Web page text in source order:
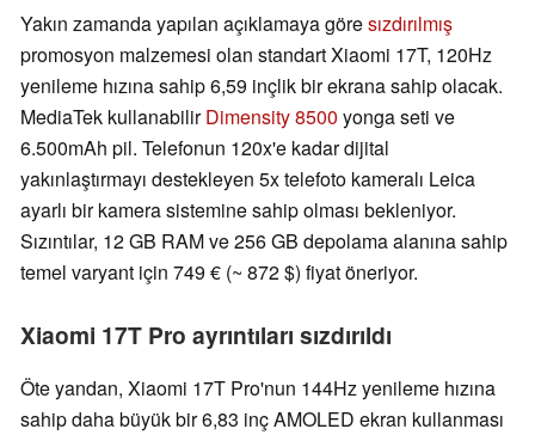
Yakın zamanda yapılan açıklamaya göresızdırılmış
promosyon malzemesi olan standart Xiaomi 17T, 120Hz
yenileme hızına sahip 6,59 inçlik bir ekrana sahip olacak.
MediaTek kullanabilirDimensity 8500 yonga seti ve
6.500mAh pil. Telefonun 120x'e kadar dijital
yakınlaştırmayı destekleyen 5x telefoto kameralı Leica
ayarlı bir kamera sistemine sahip olması bekleniyor.
Sızıntılar, 12 GB RAM ve 256 GB depolama alanına sahip
temel varyant için 749 € (~ 872 $) fiyat öneriyor.
Xiaomi 17T Pro ayrıntıları sızdırıldı
Öte yandan, Xiaomi 17T Pro'nun 144Hz yenileme hızına
sahip daha büyük bir 6,83 inç AMOLED ekran kullanması